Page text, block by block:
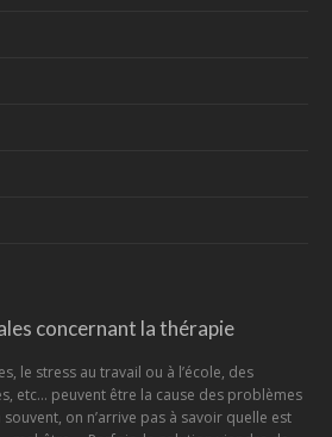
concernant la thérapie
le stress au travail ou à l’école, des
etc… peuvent être la cause des problèmes
on n’arrive pas à savoir quelle est